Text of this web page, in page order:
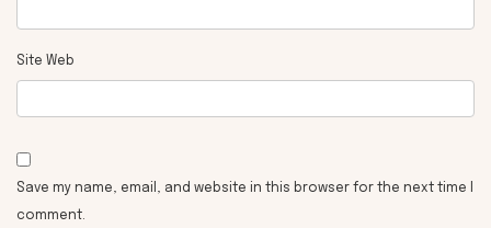
Site Web
Save my name, email, and website in this browser for the next time I
comment.